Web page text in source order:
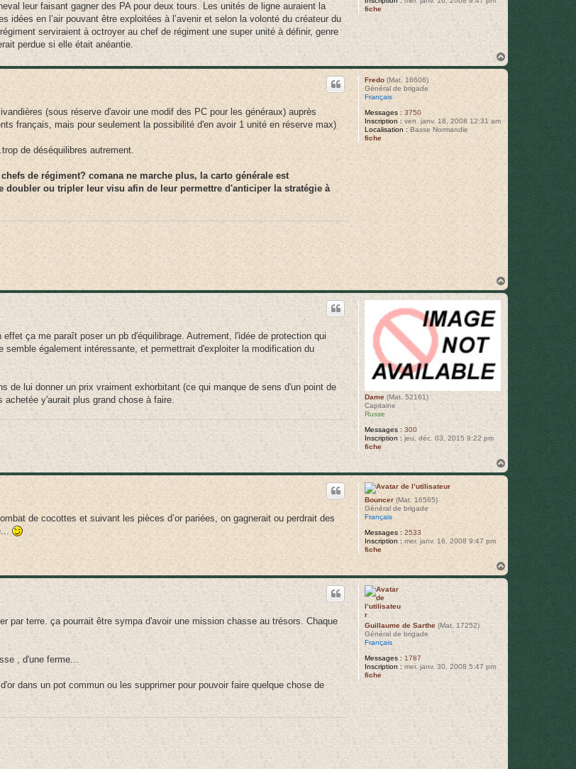
fiche
leur faisant gagner des PA pour deux tours. Les unités de ligne auraient la
idées en l’air pouvant être exploitées à l’avenir et selon la volonté du créateur du
serviraient à octroyer au chef de régiment une super unité à définir, genre
perdue si elle était anéantie.
H
a
u
Fredo (Mat. 16606)
Général de brigade
Français
Messages : 3750
Inscription : ven. janv. 18, 2008 12:31 am
Localisation : Basse Normandie
fiche
(sous réserve d'avoir une modif des PC pour les généraux) auprès
français, mais pour seulement la possibilité d'en avoir 1 unité en réserve max)
de déséquilibres autrement.
de régiment? comana ne marche plus, la carto générale est
ou tripler leur visu afin de leur permettre d'anticiper la stratégie à
H
a
u
Dame (Mat. 52161)
Capitaine
Russe
Messages : 300
Inscription : jeu. déc. 03, 2015 9:22 pm
fiche
ça me paraît poser un pb d'équilibrage. Autrement, l'idée de protection qui
également intéressante, et permettrait d'exploiter la modification du
de lui donner un prix vraiment exhorbitant (ce qui manque de sens d'un point de
y'aurait plus grand chose à faire.
a
u
Bouncer (Mat. 16565)
Général de brigade
Français
Messages : 2533
Inscription : mer. janv. 16, 2008 9:47 pm
fiche
de cocottes et suivant les pièces d’or pariées, on gagnerait ou perdrait des
H
a
u
Guillaume de Sarthe (Mat. 17252)
Général de brigade
Français
Messages : 1787
Inscription : mer. janv. 30, 2008 5:47 pm
fiche
par terre. ça pourrait être sympa d'avoir une mission chasse au trésors. Chaque
, d'une ferme...
dans un pot commun ou les supprimer pour pouvoir faire quelque chose de